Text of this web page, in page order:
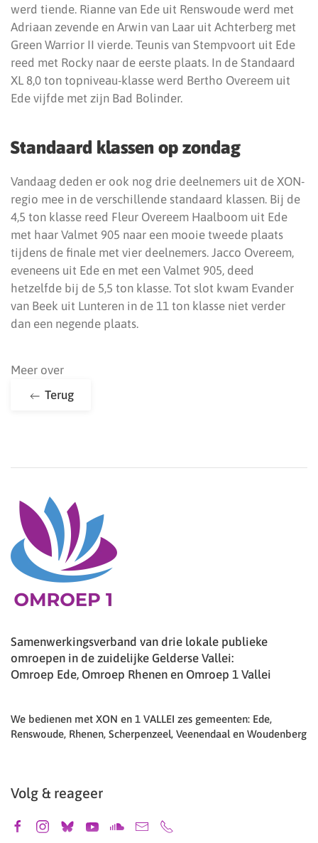
werd tiende. Rianne van Ede uit Renswoude werd met
Adriaan zevende en Arwin van Laar uit Achterberg met
Green Warrior II vierde. Teunis van Stempvoort uit Ede
reed met Rocky naar de eerste plaats. In de Standaard
XL 8,0 ton topniveau-klasse werd Bertho Overeem uit
Ede vijfde met zijn Bad Bolinder.
Standaard klassen op zondag
Vandaag deden er ook nog drie deelnemers uit de XON-
regio mee in de verschillende standaard klassen. Bij de
4,5 ton klasse reed Fleur Overeem Haalboom uit Ede
met haar Valmet 905 naar een mooie tweede plaats
tijdens de finale met vier deelnemers. Jacco Overeem,
eveneens uit Ede en met een Valmet 905, deed
hetzelfde bij de 5,5 ton klasse. Tot slot kwam Evander
van Beek uit Lunteren in de 11 ton klasse niet verder
dan een negende plaats.
Meer over
Terug
Samenwerkingsverband van drie lokale publieke
omroepen in de zuidelijke Gelderse Vallei:
Omroep Ede, Omroep Rhenen en Omroep 1 Vallei
We bedienen met XON en 1 VALLEI zes gemeenten: Ede,
Renswoude, Rhenen, Scherpenzeel, Veenendaal en Woudenberg
Volg & reageer